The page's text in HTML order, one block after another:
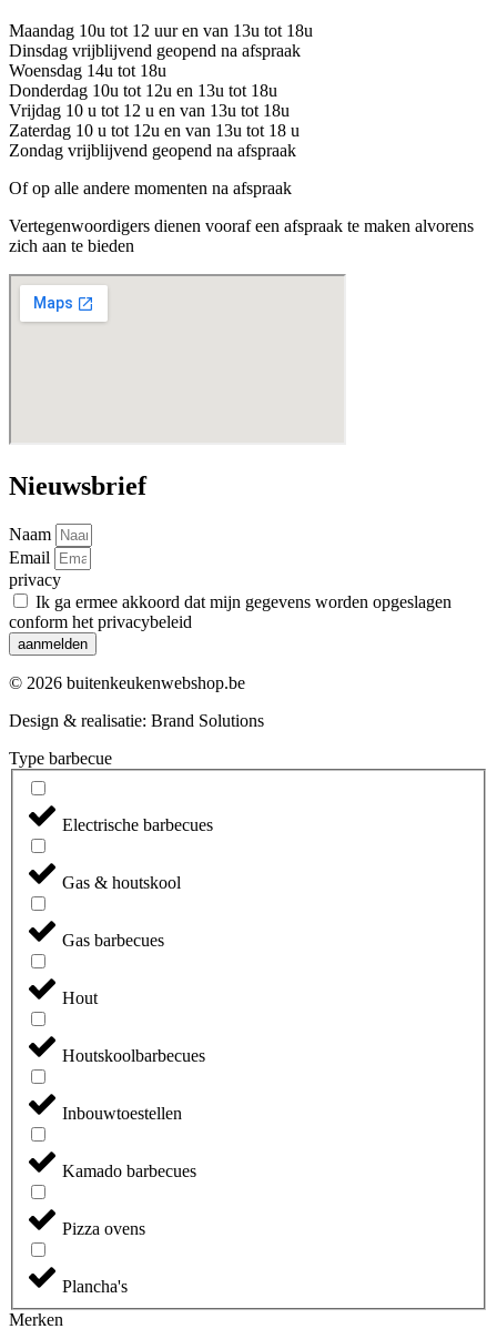
Maandag 10u tot 12 uur en van 13u tot 18u
Dinsdag vrijblijvend geopend na afspraak
Woensdag 14u tot 18u
Donderdag 10u tot 12u en 13u tot 18u
Vrijdag 10 u tot 12 u en van 13u tot 18u
Zaterdag 10 u tot 12u en van 13u tot 18 u
Zondag vrijblijvend geopend na afspraak
Of op alle andere momenten na afspraak
Vertegenwoordigers dienen vooraf een afspraak te maken alvorens
zich aan te bieden
Nieuwsbrief
Naam
Email
privacy
Ik ga ermee akkoord dat mijn gegevens worden opgeslagen
conform het privacybeleid
aanmelden
© 2026 buitenkeukenwebshop.be
Design & realisatie: Brand Solutions
Type barbecue
Electrische barbecues
Gas & houtskool
Gas barbecues
Hout
Houtskoolbarbecues
Inbouwtoestellen
Kamado barbecues
Pizza ovens
Plancha's
Merken